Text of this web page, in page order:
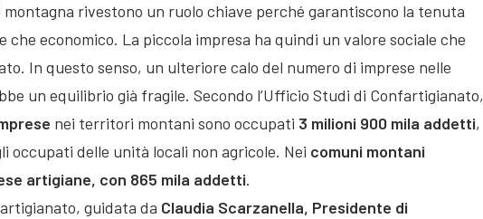
rivestono un ruolo chiave perché garantiscono la tenuta
che economico. La piccola impresa ha quindi un valore sociale che
In questo senso, un ulteriore calo del numero di imprese nelle
un equilibrio già fragile. Secondo l’Ufficio Studi di Confartigianato,
nei territori montani sono occupati 3 milioni 900 mila addetti,
occupati delle unità locali non agricole. Nei comuni montani
artigiane, con 865 mila addetti.
guidata da Claudia Scarzanella, Presidente di